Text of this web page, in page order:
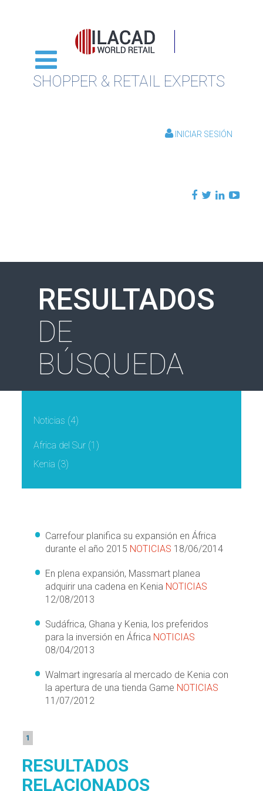
SHOPPER & RETAIL EXPERTS
INICIAR SESIÓN
RESULTADOS
DE
BÚSQUEDA
Noticias (4)
Africa del Sur (1)
Kenia (3)
Carrefour planifica su expansión en África
durante el año 2015 NOTICIAS 18/06/2014
En plena expansión, Massmart planea
adquirir una cadena en Kenia NOTICIAS
12/08/2013
Sudáfrica, Ghana y Kenia, los preferidos
para la inversión en África NOTICIAS
08/04/2013
Walmart ingresaría al mercado de Kenia con
la apertura de una tienda Game NOTICIAS
11/07/2012
1
RESULTADOS
RELACIONADOS